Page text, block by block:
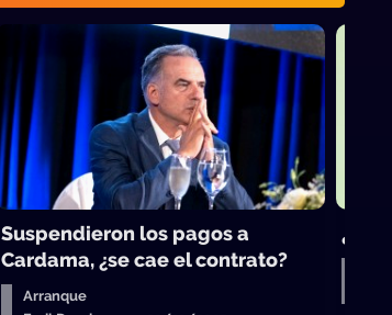
Suspendieron los pagos a
Cardama, ¿se cae el contrato?
Arranque